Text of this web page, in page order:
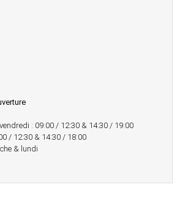
: 09:00 / 12:30 & 14:30 / 19:00
/ 12:30 & 14:30 / 18:00
& lundi